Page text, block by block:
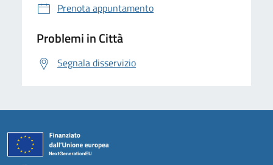
Prenota appuntamento
Problemi in Città
Segnala disservizio